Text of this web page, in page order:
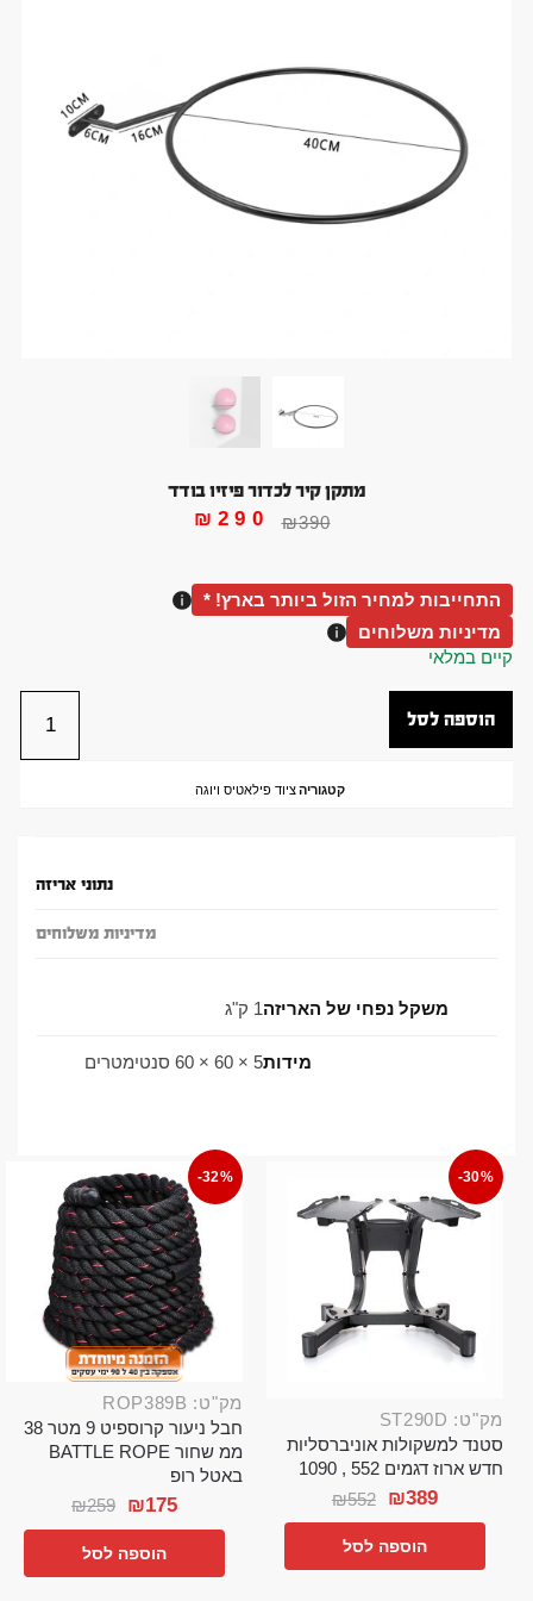
מתקן קיר לכדור פיזיו בודד
₪390
₪ 290
התחייבות למחיר הזול ביותר בארץ! *
מדיניות משלוחים
קיים במלאי
הוספה לסל
קטגוריה ציוד פילאטיס ויוגה
נתוני אריזה
מדיניות משלוחים
משקל נפחי של האריזה1 ק"ג
מידות5 × 60 × 60 סנטימטרים
-30%
מק"ט: ST290D
סטנד למשקולות אוניברסליות
חדש ארוז דגמים 552 , 1090
₪552 ₪389
הוספה לסל
-32%
מק"ט: ROP389B
חבל ניעור קרוספיט 9 מטר 38
ממ שחור BATTLE ROPE
באטל רופ
₪259 ₪175
הוספה לסל